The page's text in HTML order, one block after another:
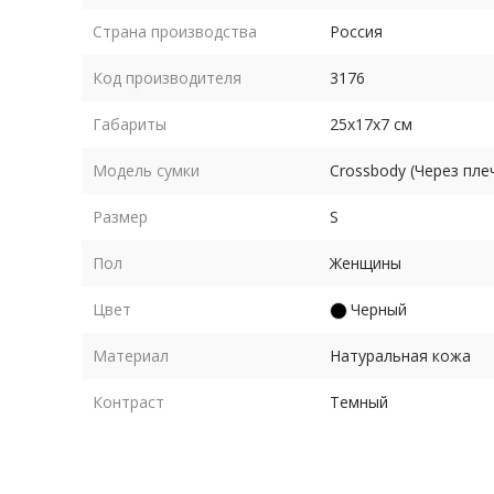
Страна производства Россия
Код производителя 3176
Габариты 25х17х7 см
Модель сумки Crossbody (Через
Размер S
Пол Женщины
Цвет Черный
Материал Натуральная кожа
Контраст Темный